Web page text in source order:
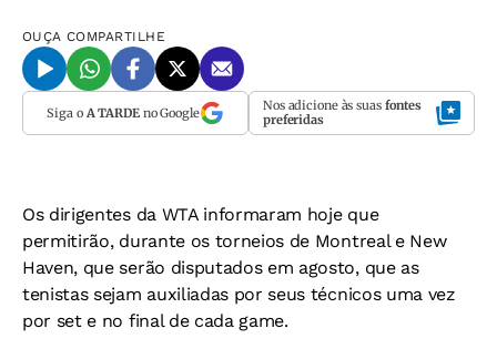
OUÇA COMPARTILHE
Siga o A TARDEno Google Nos adicione às suas fontes
preferidas
Os dirigentes da WTA informaram hoje que
permitirão, durante os torneios de Montreal e New
Haven, que serão disputados em agosto, que as
tenistas sejam auxiliadas por seus técnicos uma vez
por set e no final de cada game.